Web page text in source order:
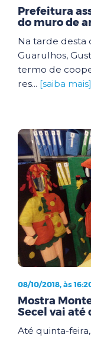
Prefeitura
do muro de
Na tarde desta
Guarulhos,
termo de
res... [saiba mais]
08/10/2018, às
Mostra
Secel vai
Até quinta-feira,